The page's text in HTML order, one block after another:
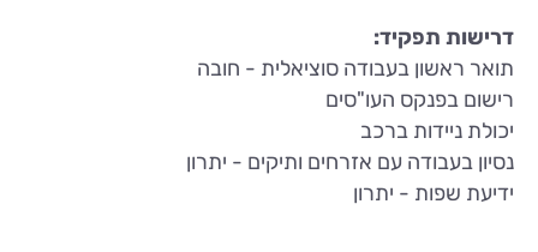
דרישות תפקיד:
תואר ראשון בעבודה סוציאלית - חובה
רישום בפנקס העו"סים
יכולת ניידות ברכב
נסיון בעבודה עם אזרחים ותיקים - יתרון
ידיעת שפות - יתרון